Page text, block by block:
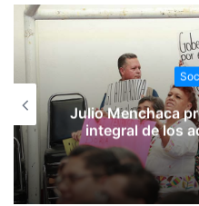
Julio Menchaca
integral de los